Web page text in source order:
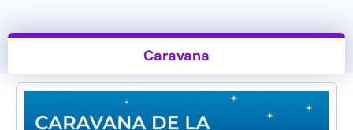
Caravana